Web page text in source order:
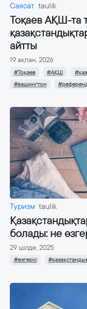
Саясат taulik
Тоқаев АҚШ-та
айтты
19 ақпан, 2026
#Тоқаев #АҚШ
#вашингтон
Туризм taulik
болады: не
29 шілде, 2025
#өзгеріс